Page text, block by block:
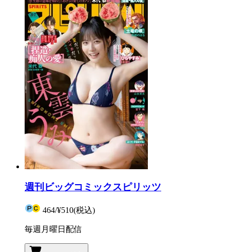
週刊ビッグコミックスピリッツ
464/¥510(税込)
毎週月曜日配信